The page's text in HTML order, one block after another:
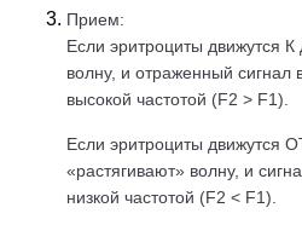
Прием:
Если эритроциты движутся
волну, и отраженный сигнал
высокой частотой (F2 > F1).
Если эритроциты движутся
«растягивают» волну, и
низкой частотой (F2 < F1).